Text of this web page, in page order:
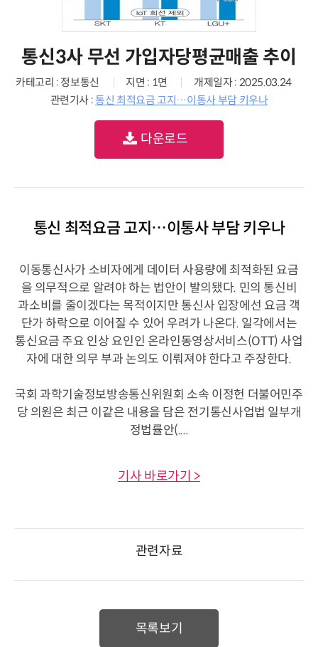
통신3사 무선 가입자당평균매출 추이
카테고리 : 정보통신 지면 : 1면
개제일자 : 2025.03.24
관련기사 :통신 최적요금 고지…이통사 부담 키우나
다운로드
통신 최적요금 고지…이통사 부담 키우나
이동통신사가 소비자에게 데이터 사용량에 최적화된 요금
을 의무적으로 알려야 하는 법안이 발의됐다. 민의 통신비
과소비를 줄이겠다는 목적이지만 통신사 입장에선 요금 객
단가 하락으로 이어질 수 있어 우려가 나온다. 일각에서는
통신요금 주요 인상 요인인 온라인동영상서비스(OTT) 사업
자에 대한 의무 부과 논의도 이뤄져야 한다고 주장한다.
국회 과학기술정보방송통신위원회 소속 이정헌 더불어민주
당 의원은 최근 이같은 내용을 담은 전기통신사업법 일부개
정법률안(....
기사 바로가기 >
관련자료
목록보기